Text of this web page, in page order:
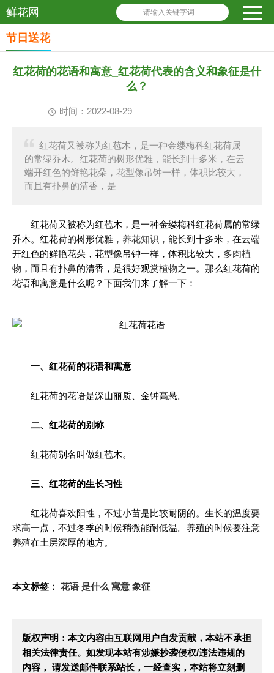
鲜花网 请输入关键字词
节日送花
红花荷的花语和寓意_红花荷代表的含义和象征是什
么？
时间：2022-08-29
红花荷又被称为红苞木，是一种金缕梅科红花荷属
的常绿乔木。红花荷的树形优雅，能长到十多米，在云
端开红色的鲜艳花朵，花型像吊钟一样，体积比较大，
而且有扑鼻的清香，是
红花荷又被称为红苞木，是一种金缕梅科红花荷属的常绿
乔木。红花荷的树形优雅， 养花知识 ，能长到十多米，在云端
开红色的鲜艳花朵，花型像吊钟一样，体积比较大， 多肉植
物 ，而且有扑鼻的清香，是很好观赏植物之一。那么红花荷的
花语和寓意是什么呢？下面我们来了解一下：
一、红花荷的花语和寓意
红花荷的花语是深山丽质、金钟高悬。
二、红花荷的别称
红花荷别名叫做红苞木。
三、红花荷的生长习性
红花荷喜欢阳性，不过小苗是比较耐阴的。生长的温度要
求高一点，不过冬季的时候稍微能耐低温。养殖的时候要注意
养殖在土层深厚的地方。
本文标签： 花语 是什么 寓意 象征
版权声明：本文内容由互联网用户自发贡献，本站不承担
相关法律责任。如发现本站有涉嫌抄袭侵权/违法违规的
内容， 请发送邮件联系站长，一经查实，本站将立刻删